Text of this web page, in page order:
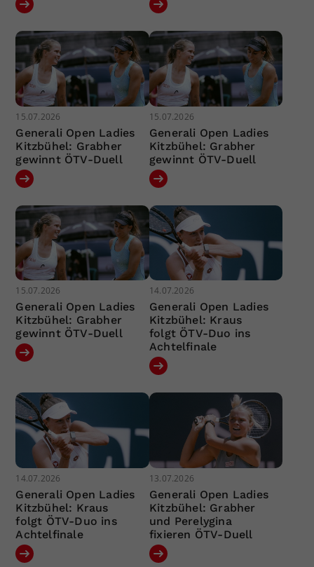
15.07.2026
Generali Open Ladies
Kitzbühel: Grabher
gewinnt ÖTV-Duell
15.07.2026
Generali Open Ladies
Kitzbühel: Grabher
gewinnt ÖTV-Duell
15.07.2026
Generali Open Ladies
Kitzbühel: Grabher
gewinnt ÖTV-Duell
14.07.2026
Generali Open Ladies
Kitzbühel: Kraus
folgt ÖTV-Duo ins
Achtelfinale
14.07.2026
Generali Open Ladies
Kitzbühel: Kraus
folgt ÖTV-Duo ins
Achtelfinale
13.07.2026
Generali Open Ladies
Kitzbühel: Grabher
und Perelygina
fixieren ÖTV-Duell